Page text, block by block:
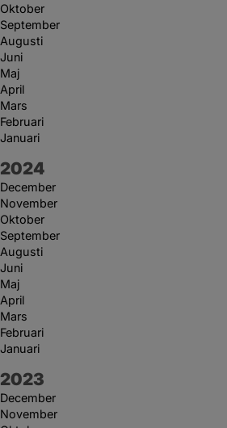
Oktober
September
Augusti
Juni
Maj
April
Mars
Februari
Januari
År:
2024
December
November
Oktober
September
Augusti
Juni
Maj
April
Mars
Februari
Januari
År:
2023
December
November